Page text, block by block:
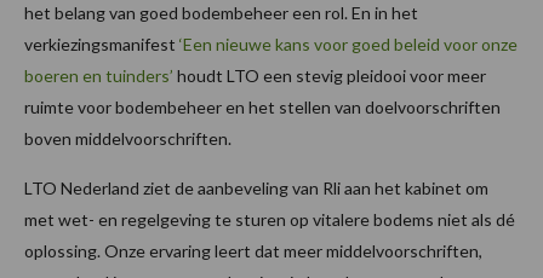
het belang van goed bodembeheer een rol. En in het
verkiezingsmanifest ‘Een nieuwe kans voor goed beleid voor onze
boeren en tuinders’ houdt LTO een stevig pleidooi voor meer
ruimte voor bodembeheer en het stellen van doelvoorschriften
boven middelvoorschriften.
LTO Nederland ziet de aanbeveling van Rli aan het kabinet om
met wet- en regelgeving te sturen op vitalere bodems niet als dé
oplossing. Onze ervaring leert dat meer middelvoorschriften,